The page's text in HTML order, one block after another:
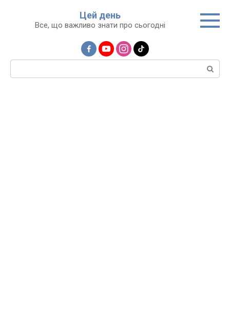
Цей день
Все, що важливо знати про сьогодні
Пошук: